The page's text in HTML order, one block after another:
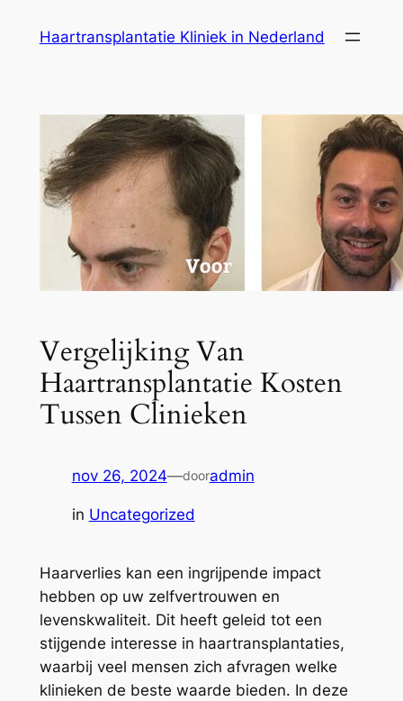
Haartransplantatie Kliniek in Nederland
Vergelijking Van
Haartransplantatie Kosten
Tussen Clinieken
nov 26, 2024—dooradmin
in Uncategorized
Haarverlies kan een ingrijpende impact
hebben op uw zelfvertrouwen en
levenskwaliteit. Dit heeft geleid tot een
stijgende interesse in haartransplantaties,
waarbij veel mensen zich afvragen welke
klinieken de beste waarde bieden. In deze